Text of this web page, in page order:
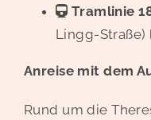
Tramlinie
Lingg-Straße)
Anreise mit dem
Rund um die